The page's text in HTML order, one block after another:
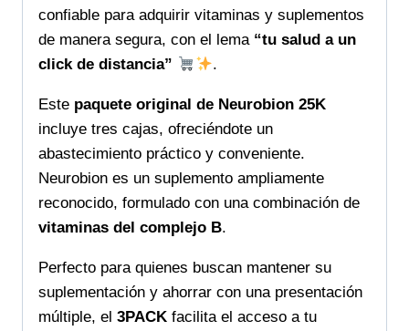
distancia
confiable para adquirir vitaminas y suplementos
de manera segura, con el lema “tu salud a un
click de distancia”
.
Este paquete original de Neurobion 25K
incluye tres cajas, ofreciéndote un
abastecimiento práctico y conveniente.
Neurobion es un suplemento ampliamente
reconocido, formulado con una combinación de
vitaminas del complejo B.
Perfecto para quienes buscan mantener su
suplementación y ahorrar con una presentación
múltiple, el 3PACK facilita el acceso a tu